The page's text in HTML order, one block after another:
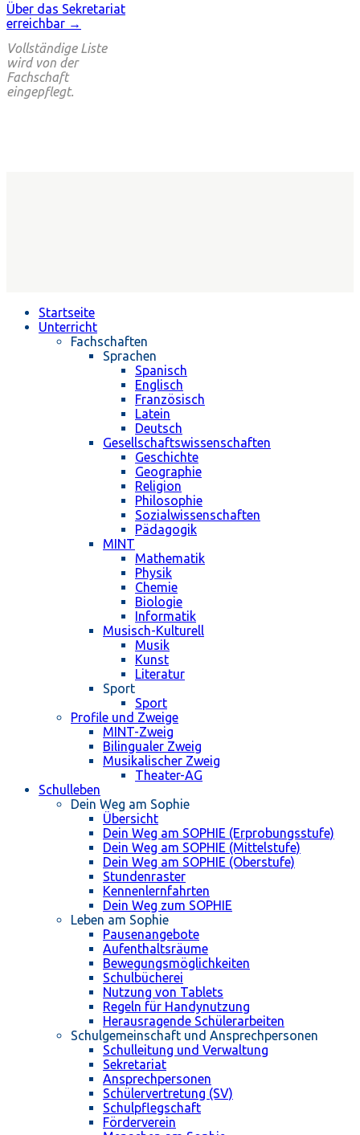
Über das Sekretariat
erreichbar →
Vollständige Liste
wird von der
Fachschaft
eingepflegt.
Startseite
Unterricht
Fachschaften
Sprachen
Spanisch
Englisch
Französisch
Latein
Deutsch
Gesellschaftswissenschaften
Geschichte
Geographie
Religion
Philosophie
Sozialwissenschaften
Pädagogik
MINT
Mathematik
Physik
Chemie
Biologie
Informatik
Musisch-Kulturell
Musik
Kunst
Literatur
Sport
Sport
Profile und Zweige
MINT-Zweig
Bilingualer Zweig
Musikalischer Zweig
Theater-AG
Schulleben
Dein Weg am Sophie
Übersicht
Dein Weg am SOPHIE (Erprobungsstufe)
Dein Weg am SOPHIE (Mittelstufe)
Dein Weg am SOPHIE (Oberstufe)
Stundenraster
Kennenlernfahrten
Dein Weg zum SOPHIE
Leben am Sophie
Pausenangebote
Aufenthaltsräume
Bewegungsmöglichkeiten
Schulbücherei
Nutzung von Tablets
Regeln für Handynutzung
Herausragende Schülerarbeiten
Schulgemeinschaft und Ansprechpersonen
Schulleitung und Verwaltung
Sekretariat
Ansprechpersonen
Schülervertretung (SV)
Schulpflegschaft
Förderverein